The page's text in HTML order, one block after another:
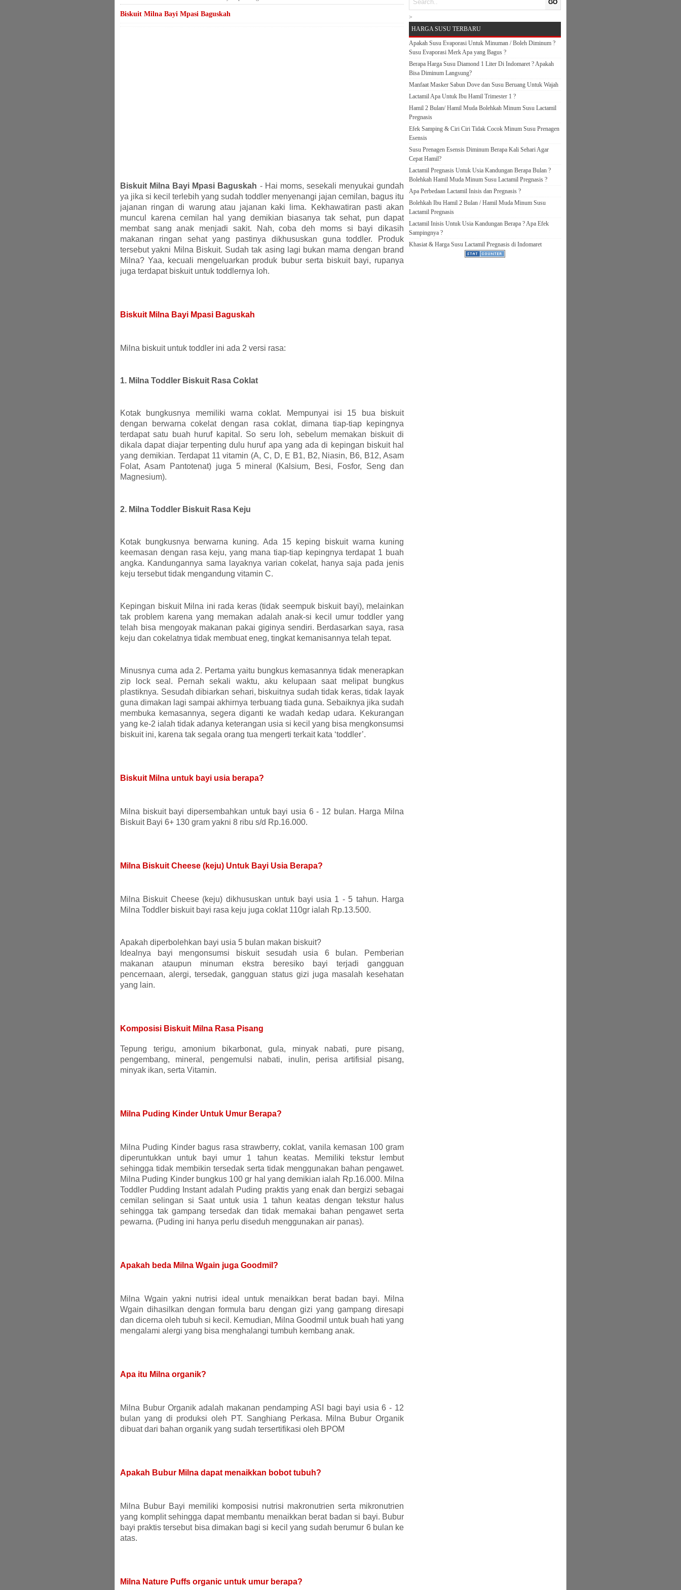
Biskuit Milna Bayi Mpasi Baguskah
Biskuit Milna Bayi Mpasi Baguskah - Hai moms, sesekali menyukai gundah
ya jika si kecil terlebih yang sudah toddler menyenangi jajan cemilan, bagus itu
jajanan ringan di warung atau jajanan kaki lima. Kekhawatiran pasti akan
muncul karena cemilan hal yang demikian biasanya tak sehat, pun dapat
membat sang anak menjadi sakit. Nah, coba deh moms si bayi dikasih
makanan ringan sehat yang pastinya dikhususkan guna toddler. Produk
tersebut yakni Milna Biskuit. Sudah tak asing lagi bukan mama dengan brand
Milna? Yaa, kecuali mengeluarkan produk bubur serta biskuit bayi, rupanya
juga terdapat biskuit untuk toddlernya loh.
Biskuit Milna Bayi Mpasi Baguskah
Milna biskuit untuk toddler ini ada 2 versi rasa:
1. Milna Toddler Biskuit Rasa Coklat
Kotak bungkusnya memiliki warna coklat. Mempunyai isi 15 bua biskuit
dengan berwarna cokelat dengan rasa coklat, dimana tiap-tiap kepingnya
terdapat satu buah huruf kapital. So seru loh, sebelum memakan biskuit di
dikala dapat diajar terpenting dulu huruf apa yang ada di kepingan biskuit hal
yang demikian. Terdapat 11 vitamin (A, C, D, E B1, B2, Niasin, B6, B12, Asam
Folat, Asam Pantotenat) juga 5 mineral (Kalsium, Besi, Fosfor, Seng dan
Magnesium).
2. Milna Toddler Biskuit Rasa Keju
Kotak bungkusnya berwarna kuning. Ada 15 keping biskuit warna kuning
keemasan dengan rasa keju, yang mana tiap-tiap kepingnya terdapat 1 buah
angka. Kandungannya sama layaknya varian cokelat, hanya saja pada jenis
keju tersebut tidak mengandung vitamin C.
Kepingan biskuit Milna ini rada keras (tidak seempuk biskuit bayi), melainkan
tak problem karena yang memakan adalah anak-si kecil umur toddler yang
telah bisa mengoyak makanan pakai giginya sendiri. Berdasarkan saya, rasa
keju dan cokelatnya tidak membuat eneg, tingkat kemanisannya telah tepat.
Minusnya cuma ada 2. Pertama yaitu bungkus kemasannya tidak menerapkan
zip lock seal. Pernah sekali waktu, aku kelupaan saat melipat bungkus
plastiknya. Sesudah dibiarkan sehari, biskuitnya sudah tidak keras, tidak layak
guna dimakan lagi sampai akhirnya terbuang tiada guna. Sebaiknya jika sudah
membuka kemasannya, segera diganti ke wadah kedap udara. Kekurangan
yang ke-2 ialah tidak adanya keterangan usia si kecil yang bisa mengkonsumsi
biskuit ini, karena tak segala orang tua mengerti terkait kata ‘toddler’.
Biskuit Milna untuk bayi usia berapa?
Milna biskuit bayi dipersembahkan untuk bayi usia 6 - 12 bulan. Harga Milna
Biskuit Bayi 6+ 130 gram yakni 8 ribu s/d Rp.16.000.
Milna Biskuit Cheese (keju) Untuk Bayi Usia Berapa?
Milna Biskuit Cheese (keju) dikhususkan untuk bayi usia 1 - 5 tahun. Harga
Milna Toddler biskuit bayi rasa keju juga coklat 110gr ialah Rp.13.500.
Apakah diperbolehkan bayi usia 5 bulan makan biskuit?
Idealnya bayi mengonsumsi biskuit sesudah usia 6 bulan. Pemberian
makanan ataupun minuman ekstra beresiko bayi terjadi gangguan
pencernaan, alergi, tersedak, gangguan status gizi juga masalah kesehatan
yang lain.
Komposisi Biskuit Milna Rasa Pisang
Tepung terigu, amonium bikarbonat, gula, minyak nabati, pure pisang,
pengembang, mineral, pengemulsi nabati, inulin, perisa artifisial pisang,
minyak ikan, serta Vitamin.
Milna Puding Kinder Untuk Umur Berapa?
Milna Puding Kinder bagus rasa strawberry, coklat, vanila kemasan 100 gram
diperuntukkan untuk bayi umur 1 tahun keatas. Memiliki tekstur lembut
sehingga tidak membikin tersedak serta tidak menggunakan bahan pengawet.
Milna Puding Kinder bungkus 100 gr hal yang demikian ialah Rp.16.000. Milna
Toddler Pudding Instant adalah Puding praktis yang enak dan bergizi sebagai
cemilan selingan si Saat untuk usia 1 tahun keatas dengan tekstur halus
sehingga tak gampang tersedak dan tidak memakai bahan pengawet serta
pewarna. (Puding ini hanya perlu diseduh menggunakan air panas).
Apakah beda Milna Wgain juga Goodmil?
Milna Wgain yakni nutrisi ideal untuk menaikkan berat badan bayi. Milna
Wgain dihasilkan dengan formula baru dengan gizi yang gampang diresapi
dan dicerna oleh tubuh si kecil. Kemudian, Milna Goodmil untuk buah hati yang
mengalami alergi yang bisa menghalangi tumbuh kembang anak.
Apa itu Milna organik?
Milna Bubur Organik adalah makanan pendamping ASI bagi bayi usia 6 - 12
bulan yang di produksi oleh PT. Sanghiang Perkasa. Milna Bubur Organik
dibuat dari bahan organik yang sudah tersertifikasi oleh BPOM
Apakah Bubur Milna dapat menaikkan bobot tubuh?
Milna Bubur Bayi memiliki komposisi nutrisi makronutrien serta mikronutrien
yang komplit sehingga dapat membantu menaikkan berat badan si bayi. Bubur
bayi praktis tersebut bisa dimakan bagi si kecil yang sudah berumur 6 bulan ke
atas.
Milna Nature Puffs organic untuk umur berapa?
GO
>
HARGA SUSU TERBARU
Apakah Susu Evaporasi Untuk Minuman / Boleh Diminum ?
Susu Evaporasi Merk Apa yang Bagus ?
Berapa Harga Susu Diamond 1 Liter Di Indomaret ? Apakah
Bisa Diminum Langsung?
Manfaat Masker Sabun Dove dan Susu Beruang Untuk Wajah
Lactamil Apa Untuk Ibu Hamil Trimester 1 ?
Hamil 2 Bulan/ Hamil Muda Bolehkah Minum Susu Lactamil
Pregnasis
Efek Samping & Ciri Ciri Tidak Cocok Minum Susu Prenagen
Esensis
Susu Prenagen Esensis Diminum Berapa Kali Sehari Agar
Cepat Hamil?
Lactamil Pregnasis Untuk Usia Kandungan Berapa Bulan ?
Bolehkah Hamil Muda Minum Susu Lactamil Pregnasis ?
Apa Perbedaan Lactamil Inisis dan Pregnasis ?
Bolehkah Ibu Hamil 2 Bulan / Hamil Muda Minum Susu
Lactamil Pregnasis
Lactamil Inisis Untuk Usia Kandungan Berapa ? Apa Efek
Sampingnya ?
Khasiat & Harga Susu Lactamil Pregnasis di Indomaret